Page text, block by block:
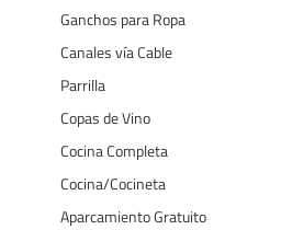
Ganchos para Ropa
Canales vía Cable
Parrilla
Copas de Vino
Cocina Completa
Cocina/Cocineta
Aparcamiento Gratuito